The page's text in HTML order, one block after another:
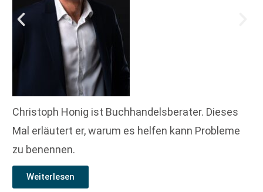
Christoph Honig ist Buchhandelsberater. Dieses
Mal erläutert er, warum es helfen kann Probleme
zu benennen.
Weiterlesen